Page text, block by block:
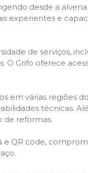
desde a
experientes e
de serviços,
Grifo oferece
em várias regiões
técnicas.
de reformas.
QR code,